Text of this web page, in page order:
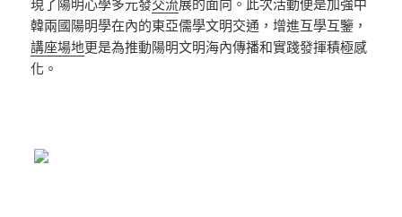
現了陽明心學多元發交流展的面向。此次活動便是加強中
韓兩國陽明學在內的東亞儒學文明交通，增進互學互鑒，
講座場地更是為推動陽明文明海內傳播和實踐發揮積極感
化。